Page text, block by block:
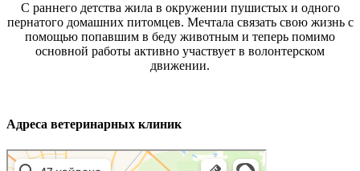
С раннего детства жила в окружении пушистых и одного
пернатого домашних питомцев. Мечтала связать свою жизнь с
помощью попавшим в беду животным и теперь помимо
основной работы активно участвует в волонтерском
движении.
Адреса ветеринарных клиник